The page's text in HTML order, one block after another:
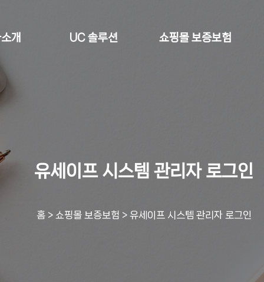
유세이프 시스템 관리자 로그인
홈> 쇼핑몰 보증보험 > 유세이프 시스템 관리자 로그인
개 UC 솔루션 쇼핑몰 보증보험